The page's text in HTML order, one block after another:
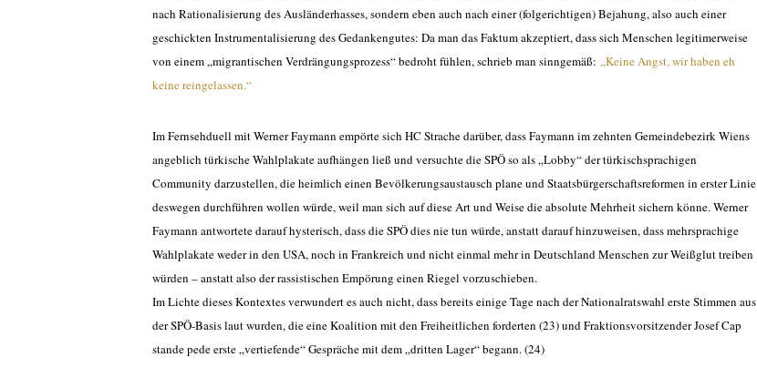
nach Rationalisierung des Ausländerhasses, sondern eben auch nach einer (folgerichtigen) Bejahung, also auch einer
geschickten Instrumentalisierung des Gedankengutes: Da man das Faktum akzeptiert, dass sich Menschen legitimerweise
von einem „migrantischen Verdrängungsprozess“ bedroht fühlen, schrieb man sinngemäß: „Keine Angst, wir haben eh
keine reingelassen.“
Im Fernsehduell mit Werner Faymann empörte sich HC Strache darüber, dass Faymann im zehnten Gemeindebezirk Wiens
angeblich türkische Wahlplakate aufhängen ließ und versuchte die SPÖ so als „Lobby“ der türkischsprachigen
Community darzustellen, die heimlich einen Bevölkerungsaustausch plane und Staatsbürgerschaftsreformen in erster Linie
deswegen durchführen wollen würde, weil man sich auf diese Art und Weise die absolute Mehrheit sichern könne. Werner
Faymann antwortete darauf hysterisch, dass die SPÖ dies nie tun würde, anstatt darauf hinzuweisen, dass mehrsprachige
Wahlplakate weder in den USA, noch in Frankreich und nicht einmal mehr in Deutschland Menschen zur Weißglut treiben
würden – anstatt also der rassistischen Empörung einen Riegel vorzuschieben.
Im Lichte dieses Kontextes verwundert es auch nicht, dass bereits einige Tage nach der Nationalratswahl erste Stimmen aus
der SPÖ-Basis laut wurden, die eine Koalition mit den Freiheitlichen forderten (23) und Fraktionsvorsitzender Josef Cap
stande pede erste „vertiefende“ Gespräche mit dem „dritten Lager“ begann. (24)